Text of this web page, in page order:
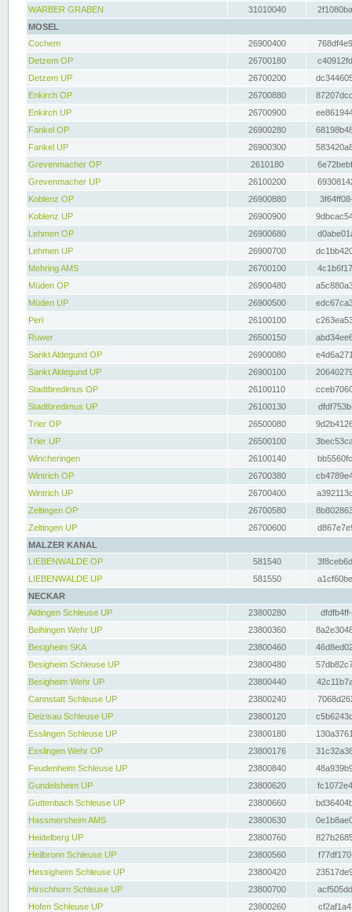
WARBER GRABEN
31010040
MOSEL
Cochem
26900400
Detzem OP
26700180
Detzem UP
26700200
Enkirch OP
26700880
Enkirch UP
26700900
Fankel OP
26900280
Fankel UP
26900300
Grevenmacher OP
2610180
Grevenmacher UP
26100200
Koblenz OP
26900880
Koblenz UP
26900900
Lehmen OP
26900680
Lehmen UP
26900700
Mehring AMS
26700100
Müden OP
26900480
Müden UP
26900500
Perl
26100100
Ruwer
26500150
Sankt Aldegund OP
26900080
Sankt Aldegund UP
26900100
Stadtbredimus OP
26100110
Stadtbredimus UP
26100130
Trier OP
26500080
Trier UP
26500100
Wincheringen
26100140
Wintrich OP
26700380
Wintrich UP
26700400
Zeltingen OP
26700580
Zeltingen UP
26700600
MALZER KANAL
LIEBENWALDE OP
581540
LIEBENWALDE UP
581550
NECKAR
Aldingen Schleuse UP
23800280
Beihingen Wehr UP
23800360
Besigheim SKA
23800460
Besigheim Schleuse UP
23800480
Besigheim Wehr UP
23800440
Cannstatt Schleuse UP
23800240
Deizisau Schleuse UP
23800120
Esslingen Schleuse UP
23800180
Esslingen Wehr OP
23800176
Feudenheim Schleuse UP
23800840
Gundelsheim UP
23800620
Guttenbach Schleuse UP
23800660
Hassmersheim AMS
23800630
Heidelberg UP
23800760
Heilbronn Schleuse UP
23800560
Hessigheim Schleuse UP
23800420
Hirschhorn Schleuse UP
23800700
Hofen Schleuse UP
23800260